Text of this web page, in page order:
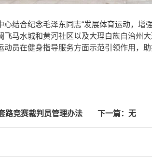
合纪念毛泽东同志“发展体育运动，增
马水城和黄河社区以及大理白族自治州
员在健身指导服务方面示范引领作用，
路竞赛裁判员管理办法 下一篇：无